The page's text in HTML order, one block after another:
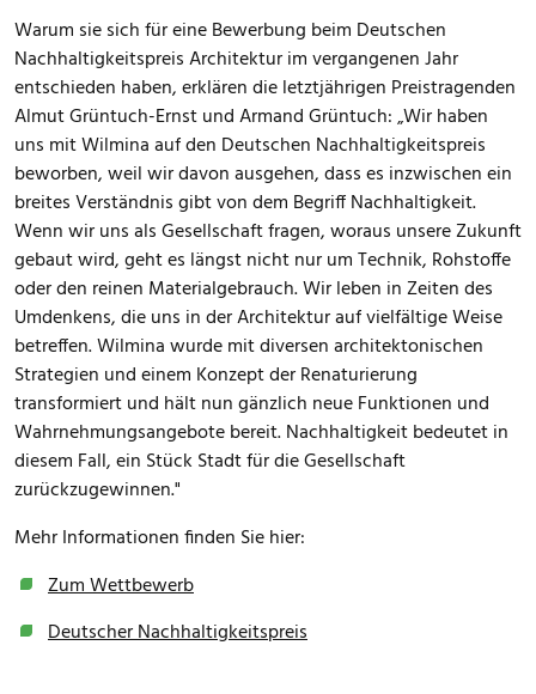
Warum sie sich für eine Bewerbung beim Deutschen
Nachhaltigkeitspreis Architektur im vergangenen Jahr
entschieden haben, erklären die letztjährigen Preistragenden
Almut Grüntuch-Ernst und Armand Grüntuch: „Wir haben
uns mit Wilmina auf den Deutschen Nachhaltigkeitspreis
beworben, weil wir davon ausgehen, dass es inzwischen ein
breites Verständnis gibt von dem Begriff Nachhaltigkeit.
Wenn wir uns als Gesellschaft fragen, woraus unsere Zukunft
gebaut wird, geht es längst nicht nur um Technik, Rohstoffe
oder den reinen Materialgebrauch. Wir leben in Zeiten des
Umdenkens, die uns in der Architektur auf vielfältige Weise
betreffen. Wilmina wurde mit diversen architektonischen
Strategien und einem Konzept der Renaturierung
transformiert und hält nun gänzlich neue Funktionen und
Wahrnehmungsangebote bereit. Nachhaltigkeit bedeutet in
diesem Fall, ein Stück Stadt für die Gesellschaft
zurückzugewinnen."
Mehr Informationen finden Sie hier:
Zum Wettbewerb
Deutscher Nachhaltigkeitspreis